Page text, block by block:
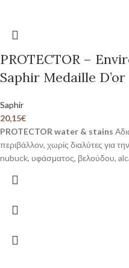
PROTECTOR –
Saphir Medaille D’or
Saphir
20,15€
PROTECTOR water & stains
περιβάλλον, χωρίς διαλύτες για
nubuck, υφάσματος, βελούδου,